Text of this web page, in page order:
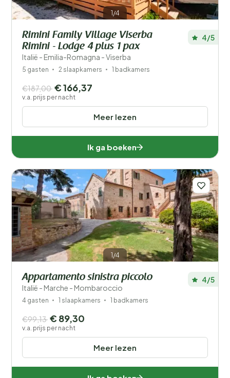
1/4
Rimini Family Village Viserba
Rimini - Lodge 4 plus 1 pax
Italië - Emilia-Romagna - Viserba
4/5
5 gasten 2 slaapkamers 1 badkamers
Meer lezen
€187,00 € 166,37
v.a. prijs per nacht
Ik ga boeken
1/4
Appartamento sinistra piccolo
Italië - Marche - Mombaroccio
4/5
4 gasten 1 slaapkamers 1 badkamers
Meer lezen
€99,13 € 89,30
v.a. prijs per nacht